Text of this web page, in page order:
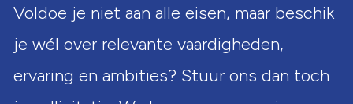
Voldoe je niet aan alle eisen, maar beschik
je wél over relevante vaardigheden,
ervaring en ambities? Stuur ons dan toch